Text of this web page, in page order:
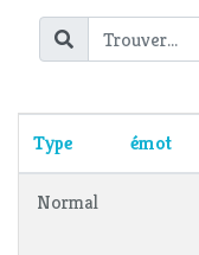
Type émot
Normal